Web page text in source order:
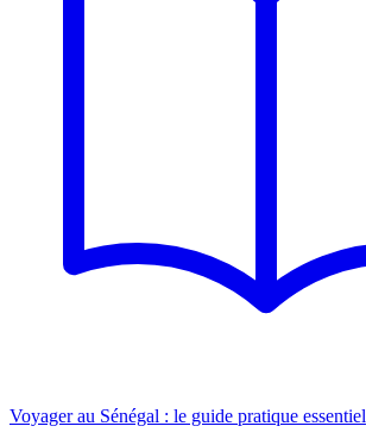
Voyager au Sénégal : le guide pratique essentiel